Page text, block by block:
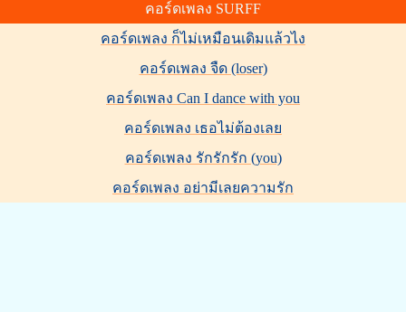
คอร์ดเพลง SURFF
คอร์ดเพลง ก็ไม่เหมือนเดิมแล้วไง
คอร์ดเพลง จืด (loser)
คอร์ดเพลง Can I dance with you
คอร์ดเพลง เธอไม่ต้องเลย
คอร์ดเพลง รักรักรัก (you)
คอร์ดเพลง อย่ามีเลยความรัก